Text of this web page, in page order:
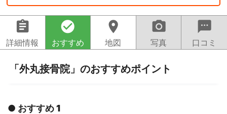
assignment
詳細情報
check_circle
おすすめ
location_on
地図
camera_alt
写真
sms
口コミ
「外丸接骨院」のおすすめポイント
● おすすめ 1